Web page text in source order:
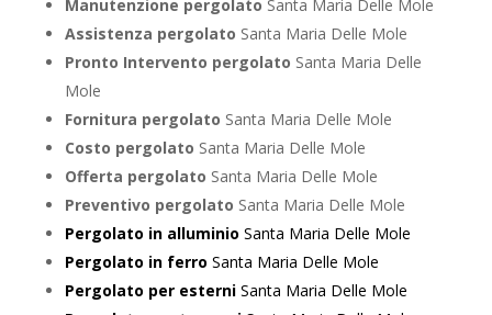
Manutenzione pergolato Santa Maria Delle Mole
Assistenza pergolato Santa Maria Delle Mole
Pronto Intervento pergolato Santa Maria Delle
Mole
Fornitura pergolato Santa Maria Delle Mole
Costo pergolato Santa Maria Delle Mole
Offerta pergolato Santa Maria Delle Mole
Preventivo pergolato Santa Maria Delle Mole
Pergolato in alluminio Santa Maria Delle Mole
Pergolato in ferro Santa Maria Delle Mole
Pergolato per esterniSanta Maria Delle Mole